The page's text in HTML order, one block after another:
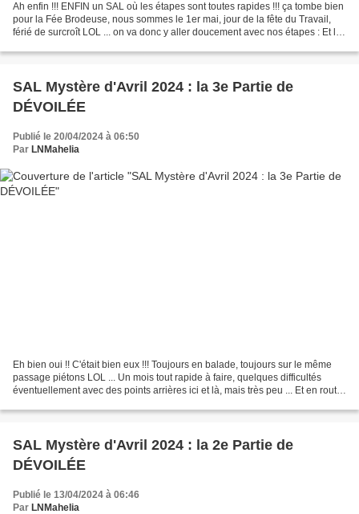
Ah enfin !!! ENFIN un SAL où les étapes sont toutes rapides !!! ça tombe bien
pour la Fée Brodeuse, nous sommes le 1er mai, jour de la fête du Travail,
férié de surcroît LOL ... on va donc y aller doucement avec nos étapes : Et la
SAL Mystère d'Avril 2024 : la 3e Partie de
DÉVOILÉE
Publié le 20/04/2024 à 06:50
Par LNMahelia
Eh bien oui !! C'était bien eux !!! Toujours en balade, toujours sur le même
passage piétons LOL ... Un mois tout rapide à faire, quelques difficultés
éventuellement avec des points arrières ici et là, mais très peu ... Et en route
SAL Mystère d'Avril 2024 : la 2e Partie de
DÉVOILÉE
Publié le 13/04/2024 à 06:46
Par LNMahelia